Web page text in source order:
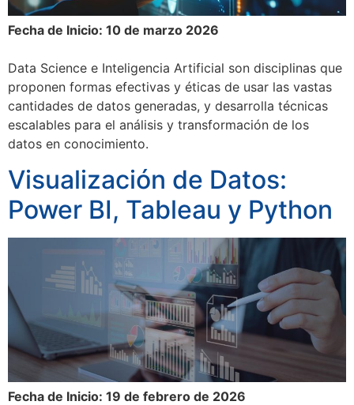
Fecha de Inicio: 10 de marzo 2026
Data Science e Inteligencia Artificial son disciplinas que
proponen formas efectivas y éticas de usar las vastas
cantidades de datos generadas, y desarrolla técnicas
escalables para el análisis y transformación de los
datos en conocimiento.
Visualización de Datos:
Power BI, Tableau y Python
Fecha de Inicio: 19 de febrero de 2026